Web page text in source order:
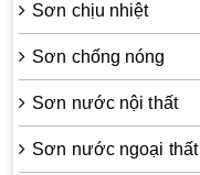
Sơn chịu nhiệt
Sơn chống nóng
Sơn nước nội thất
Sơn nước ngoại thất